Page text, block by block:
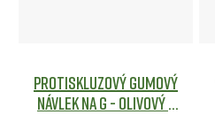
Protiskluzový gumový
návlek na G - Olivový -